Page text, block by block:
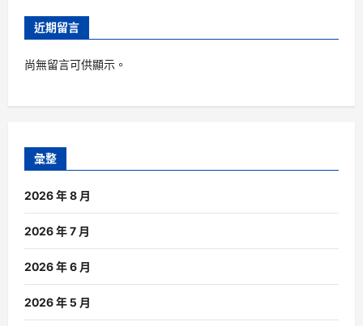
近期留言
尚無留言可供顯示。
彙整
2026 年 8 月
2026 年 7 月
2026 年 6 月
2026 年 5 月